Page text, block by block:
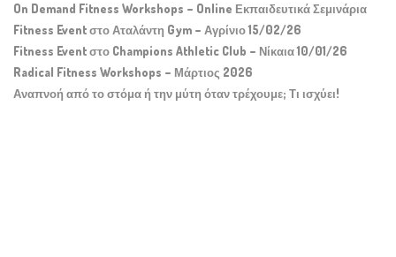
On Demand Fitness Workshops – Online Εκπαιδευτικά Σεμινάρια
Fitness Event στο Αταλάντη Gym – Αγρίνιο 15/02/26
Fitness Event στο Champions Athletic Club – Νίκαια 10/01/26
Radical Fitness Workshops – Μάρτιος 2026
Αναπνοή από το στόμα ή την μύτη όταν τρέχουμε; Τι ισχύει!